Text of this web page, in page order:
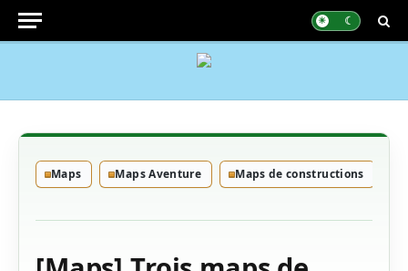
Maps Maps Aventure Maps de constructions